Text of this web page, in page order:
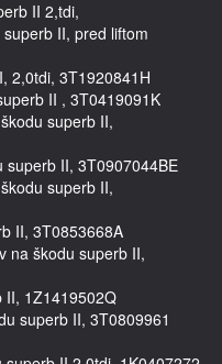
II 2,tdi,
II, pred liftom
2,0tdi, 3T1920841H
II , 3T0419091K
superb II,
superb II, 3T0907044BE
superb II,
II, 3T0853668A
na škodu superb II,
II, 1Z1419502Q
superb II, 3T0809961